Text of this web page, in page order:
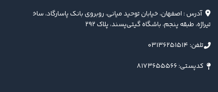
آدرس : اصفهان، خیابان توحید میانی، روبروی بانک پاسارگاد، ساختمان
تیراژه، طبقه پنجم، باشگاه گیتی‌پسند، پلاک ۲۹۲
تلفن: ۰۳۱۳۶۲۵۱۵۱۴
کدپستی: ۸۱۷۳۶۵۵۵۶۶